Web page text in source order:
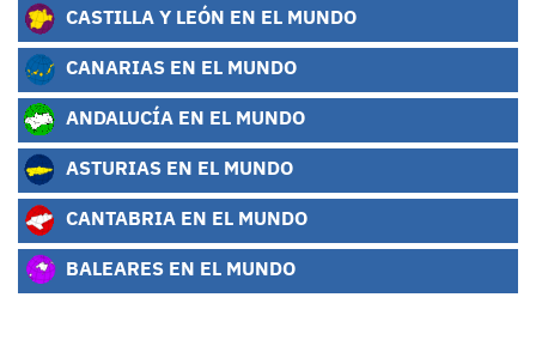
CASTILLA Y LEÓN EN EL MUNDO
CANARIAS EN EL MUNDO
ANDALUCÍA EN EL MUNDO
ASTURIAS EN EL MUNDO
CANTABRIA EN EL MUNDO
BALEARES EN EL MUNDO